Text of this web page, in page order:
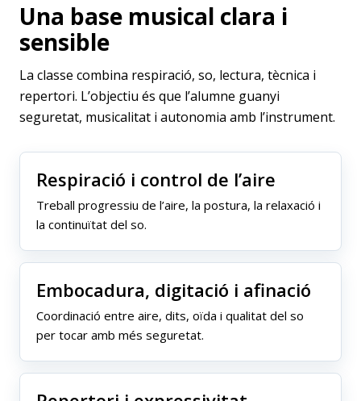
Una base musical clara i
sensible
La classe combina respiració, so, lectura, tècnica i
repertori. L’objectiu és que l’alumne guanyi
seguretat, musicalitat i autonomia amb l’instrument.
Respiració i control de l’aire
Treball progressiu de l’aire, la postura, la relaxació i
la continuïtat del so.
Embocadura, digitació i afinació
Coordinació entre aire, dits, oïda i qualitat del so
per tocar amb més seguretat.